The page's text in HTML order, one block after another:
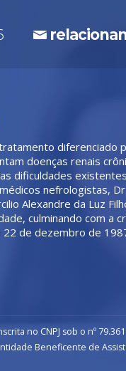
diferenciado
doenças renais
dificuldades
nefrologistas,
Alexandre da Luz
culminando com a
22 de dezembro de
no CNPJ sob o nº
Beneficente de